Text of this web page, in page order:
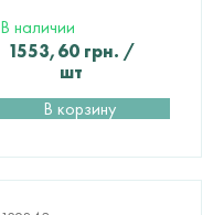
В наличии
1553,60 грн. /
шт
В корзину